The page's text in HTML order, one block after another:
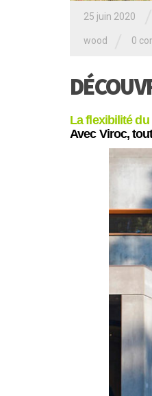
25 juin 2020
wood 0
La flexibilité
Avec Viroc,